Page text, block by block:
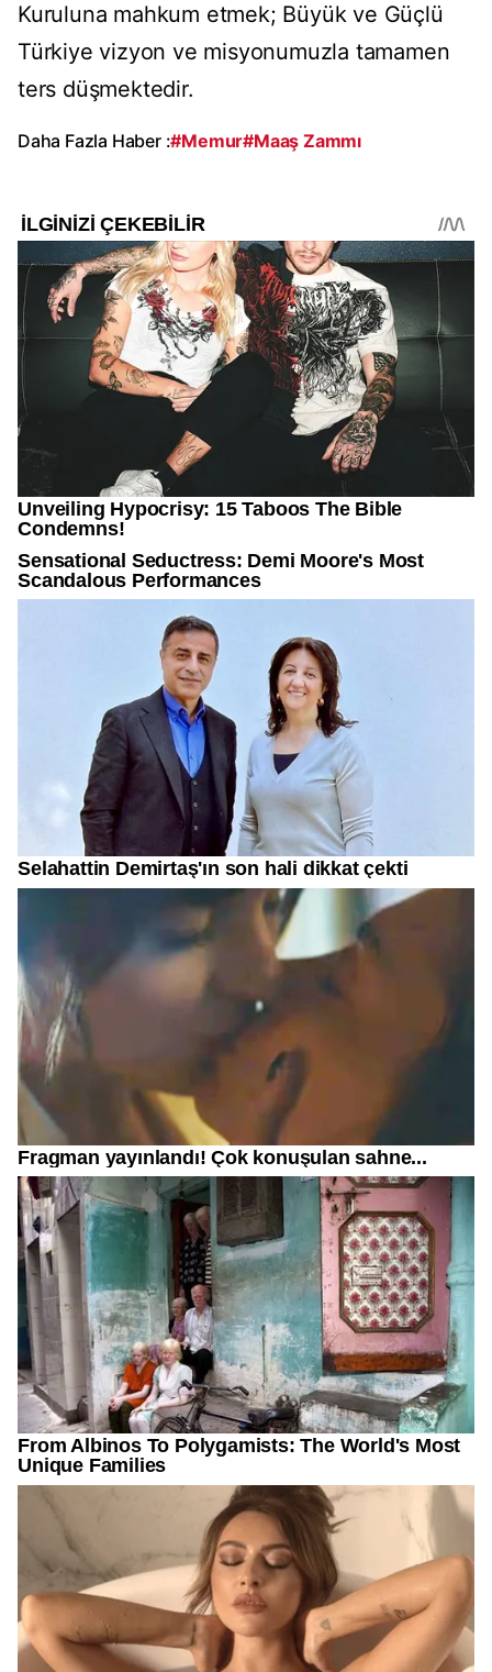
Kuruluna mahkum etmek; Büyük ve Güçlü
Türkiye vizyon ve misyonumuzla tamamen
ters düşmektedir.
Daha Fazla Haber :#Memur#Maaş Zammı